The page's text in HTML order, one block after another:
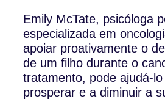
Emily McTate, psicóloga
especializada em
apoiar proativamente o
de um filho durante o
tratamento, pode ajudá-
prosperar e a diminuir a